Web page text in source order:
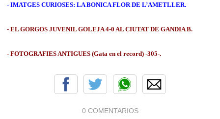
- IMATGES CURIOSES: LA BONICA FLOR DE L’AMETLLER.
- EL GORGOS JUVENIL GOLEJA 4-0 AL CIUTAT DE GANDIA B.
- FOTOGRAFIES ANTIGUES (Gata en el record) -305-.
0 COMENTARIOS